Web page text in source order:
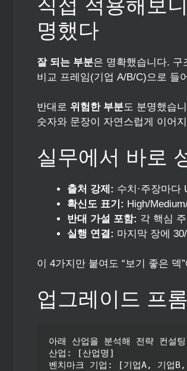
직접 적용해보
명했다
잘 되는 부분은 명확했습니다. 구
비교 프레임(기업 A/B/C)으로 들
반대로 위험한 부분도 분명했습
숫자와 문장이 자연스럽게 이어
실무에서 바로
출처 강제: 수치·주장마다
확신도 표기: High/
반대 가설 포함: 각 핵심
실행 연결: 마지막 장에
이 4가지만 붙여도 “보기 좋은 덱
업그레이드 프
아래 산업을 분석해 전략 컨설
산업: [산업명]
벤치마크 기업: [기업A, 기업B,